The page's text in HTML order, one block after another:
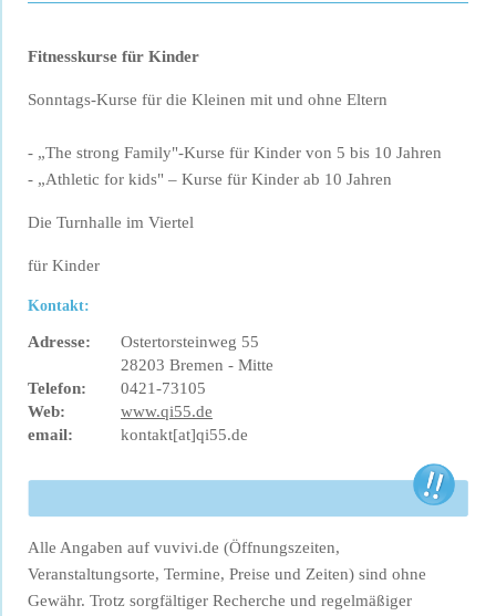
Fitnesskurse für Kinder
Sonntags-Kurse für die Kleinen mit und ohne Eltern
- „The strong Family"-Kurse für Kinder von 5 bis 10 Jahren
- „Athletic for kids" – Kurse für Kinder ab 10 Jahren
Die Turnhalle im Viertel
für Kinder
Kontakt:
Adresse:
Ostertorsteinweg 55
28203 Bremen - Mitte
Telefon:
0421-73105
Web:
www.qi55.de
email:
kontakt[at]qi55.de
Alle Angaben auf vuvivi.de (Öffnungszeiten,
Veranstaltungsorte, Termine, Preise und Zeiten) sind ohne
Gewähr. Trotz sorgfältiger Recherche und regelmäßiger